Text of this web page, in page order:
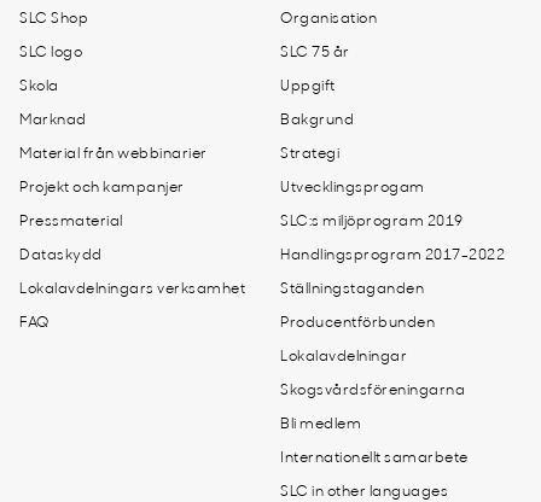
SLC Shop
SLC logo
Skola
Marknad
Material från webbinarier
Projekt och kampanjer
Pressmaterial
Dataskydd
Lokalavdelningars verksamhet
FAQ
Organisation
SLC 75 år
Uppgift
Bakgrund
Strategi
Utvecklingsprogam
SLC:s miljöprogram 2019
Handlingsprogram 2017-2022
Ställningstaganden
Producentförbunden
Lokalavdelningar
Skogsvårdsföreningarna
Bli medlem
Internationellt samarbete
SLC in other languages